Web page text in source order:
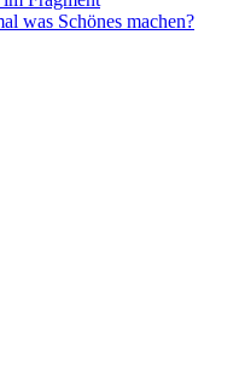
was Schönes machen?